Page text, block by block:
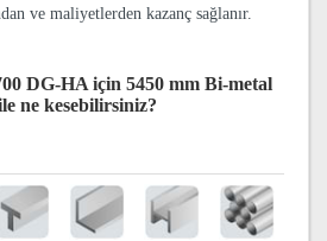
ve maliyetlerden kazanç sağlanır.
DG-HA için 5450 mm Bi-metal
ne kesebilirsiniz?